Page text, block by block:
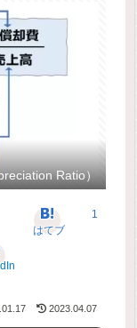
Ratio）
はてブ
1
2023.04.07